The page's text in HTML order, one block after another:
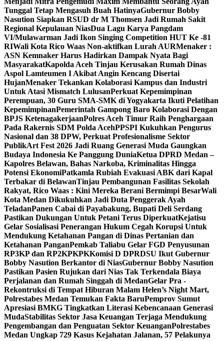
Tunggal Tetap Mengasuh Buah HatinyaGubernur Bobby
Nasution Siapkan RSUD dr M Thomsen Jadi Rumah Sakit
Regional Kepulauan NiasDua Lagu Karya Pangdam
VI/Mulawarman Jadi Ikon Singing Competition HUT Ke -81
RIWali Kota Rico Waas Non-aktifkan Lurah AURMenaker :
ASN Kemnaker Harus Hadirkan Dampak Nyata Bagi
MasyarakatKapolda Aceh Tinjau Kerusakan Rumah Dinas
Aspol Lamteumen I Akibat Angin Kencang Disertai
HujanMenaker Tekankan Kolaborasi Kampus dan Industri
Untuk Atasi Mismatch LulusanPerkuat Kepemimpinan
Perempuan, 30 Guru SMA-SMK di Yogyakarta Ikuti Pelatihan
KepemimpinanPemerintah Gampong Baro Kolaborasi Dengan
BPJS KetenagakerjaanPolres Aceh Timur Raih Penghargaan
Pada Rakernis SDM Polda AcehPPSPI Kukuhkan Pengurus
Nasional dan 38 DPW, Perkuat Profesionalisme Sektor
PublikArt Fest 2026 Jadi Ruang Generasi Muda Gaungkan
Budaya Indonesia Ke Panggung DuniaKetua DPRD Medan –
Kapolres Belawan, Bahas Narkoba, Kriminalitas Hingga
Potensi EkonomiPatkamla Rubiah Evakuasi ABK dari Kapal
Terbakar di BelawanTinjau Pembangunan Fasilitas Sekolah
Rakyat, Rico Waas : Kini Mereka Berani Bermimpi BesarWali
Kota Medan Dikukuhkan Jadi Duta Penggerak Ayah
TeladanPanen Cabai di Payabakung, Bupati Deli Serdang
Pastikan Dukungan Untuk Petani Terus DiperkuatKejatisu
Gelar Sosialisasi Penerangan Hukum Cegah Korupsi Untuk
Mendukung Ketahanan Pangan di Dinas Pertanian dan
Ketahanan PanganPemkab Taliabu Gelar FGD Penyusunan
RP3KP dan RP2KPKPKKomisi D DPRDSU Ikut Gubernur
Bobby Nasution Berkantor di NiasGubernur Bobby Nasution
Pastikan Pasien Rujukan dari Nias Tak Terkendala Biaya
Perjalanan dan Rumah Singgah di MedanGelar Pra -
Rekontruksi di Tempat Hiburan Malam Helen’s Night Mart,
Polrestabes Medan Temukan Fakta BaruPemprov Sumut
Apresiasi BMKG Tingkatkan Literasi Kebencanaan Generasi
MudaStabilitas Sektor Jasa Keuangan Terjaga Mendukung
Pengembangan dan Penguatan Sektor KeuanganPolrestabes
Medan Ungkap 729 Kasus Kejahatan Jalanan, 57 Pelakunya